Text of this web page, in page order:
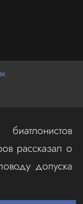
рассказал о
допуска